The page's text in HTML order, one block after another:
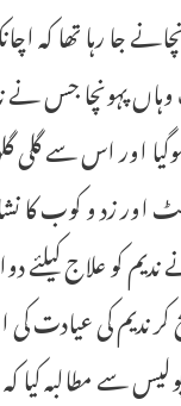
جا رہا تھا کہ
پہونچا جس
اور اس سے گلی
زد و کوب کا
کو علاج کیلئے
کر ندیم کی عیادت
سے مطالبہ کیا